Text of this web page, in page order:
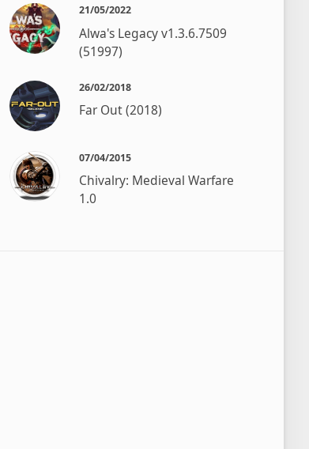
21/05/2022
Alwa's Legacy v1.3.6.7509
(51997)
26/02/2018
Far Out (2018)
07/04/2015
Chivalry: Medieval Warfare
1.0